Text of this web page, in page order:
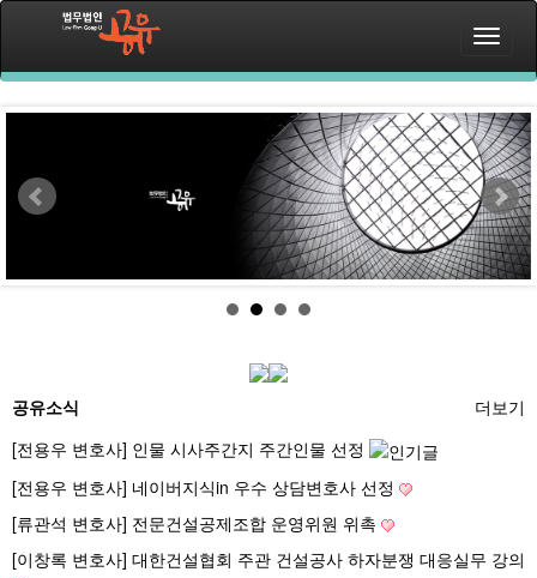
공유소식
[전용우 변호사] 인물 시사주간지 주간인물 선정
[전용우 변호사] 네이버지식in 우수 상담변호사 선정
[류관석 변호사] 전문건설공제조합 운영위원 위촉
[이창록 변호사] 대한건설협회 주관 건설공사 하자분쟁 대응실무 강의
더보기